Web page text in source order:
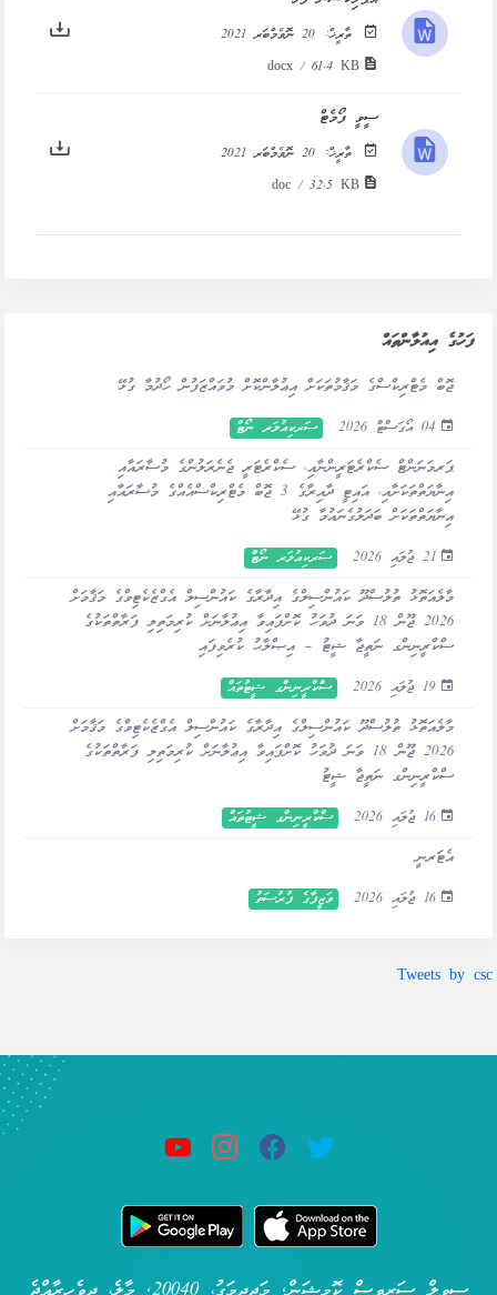
ތާރީޚް:
20 ނޮވެމްބަރ 2021
docx / 61.4 KB
ސީވީ ފޯމެޓް
ތާރީޚް:
20 ނޮވެމްބަރ 2021
doc / 32.5 KB
ފަހުގެ އިއުލާންތައް
ޖޮބް މެޓްރިކްސްގެ މަޤާމުތަކަށް އިޢުލާންކޮށް މުވައްޒަފުން ހޯދުމާ ގުޅޭ
04 އޯގަސްޓް 2026 ސަރކިއުލަރ ނޯޓް
ޕަރމަނަންޓް ސެކްރެޓަރީންނާއި، ސެކްރެޓަރީ ޖެނެރަލުންގެ މުސާރައާއި
އިނާޔަތްތަކަށާއި، އައިޓީ ދާއިރާގެ 3 ޖޮބް މެޓްރިކްސްއެއްގެ މުސާރައާއި
އިނާޔަތްތަކަށް ބަދަލުގެނައުމާ ގުޅޭ
21 ޖުލައި 2026 ސަރކިއުލަރ ނޯޓް
މާލެއަތޮޅު ތުލުސްދޫ ކައުންސިލްގެ އިދާރާގެ ކައުންސިލް އެގްޒެކެޓިވްގެ މަޤާމަށް
2026 ޖޫން 18 ވަނަ ދުވަހު ކޮށްފައިވާ އިޢުލާނަށް ކުރިމަތިލި ފަރާތްތަކުގެ
ސްކްރީނިންގ ނަތީޖާ ޝީޓު – އިޞްލާޙު ކުރެވިފައި
19 ޖުލައި 2026 ސްކްރީނިންގ ޝީޓުތައް
މާލެއަތޮޅު ތުލުސްދޫ ކައުންސިލްގެ އިދާރާގެ ކައުންސިލް އެގްޒެކެޓިވްގެ މަޤާމަށް
2026 ޖޫން 18 ވަނަ ދުވަހު ކޮށްފައިވާ އިޢުލާނަށް ކުރިމަތިލި ފަރާތްތަކުގެ
ސްކްރީނިންގ ނަތީޖާ ޝީޓު
16 ޖުލައި 2026 ސްކްރީނިންގ ޝީޓުތައް
އެޓަރނީ
16 ޖުލައި 2026 ވަޒީފާގެ ފުރުސަތު
Tweets by csc